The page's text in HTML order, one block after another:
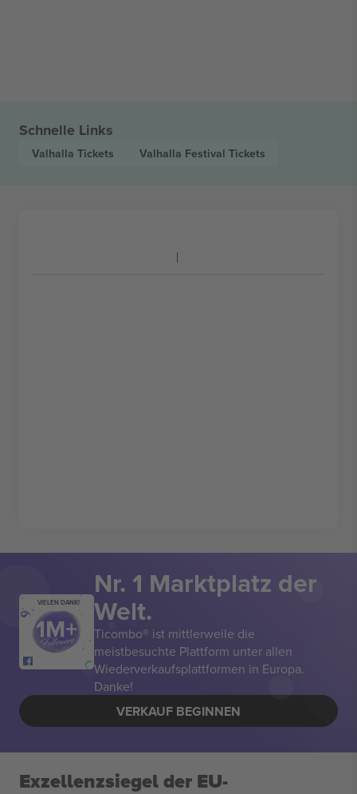
Schnelle Links
Valhalla Tickets Valhalla Festival Tickets
VIELEN DANK!
Nr. 1 Marktplatz der
Welt.
Ticombo® ist mittlerweile die
meistbesuchte Plattform unter allen
Wiederverkaufsplattformen in Europa.
Danke!
VERKAUF BEGINNEN
Exzellenzsiegel der EU-